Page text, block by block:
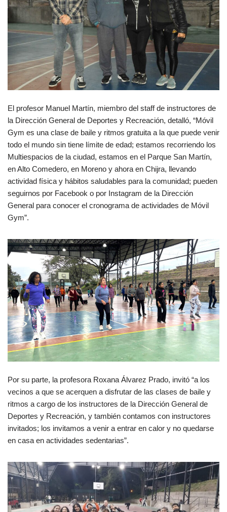
El profesor Manuel Martín, miembro del staff de instructores de
la Dirección General de Deportes y Recreación, detalló, “Móvil
Gym es una clase de baile y ritmos gratuita a la que puede venir
todo el mundo sin tiene límite de edad; estamos recorriendo los
Multiespacios de la ciudad, estamos en el Parque San Martín,
en Alto Comedero, en Moreno y ahora en Chijra, llevando
actividad física y hábitos saludables para la comunidad; pueden
seguirnos por Facebook o por Instagram de la Dirección
General para conocer el cronograma de actividades de Móvil
Gym”.
Por su parte, la profesora Roxana Álvarez Prado, invitó “a los
vecinos a que se acerquen a disfrutar de las clases de baile y
ritmos a cargo de los instructores de la Dirección General de
Deportes y Recreación, y también contamos con instructores
invitados; los invitamos a venir a entrar en calor y no quedarse
en casa en actividades sedentarias”.